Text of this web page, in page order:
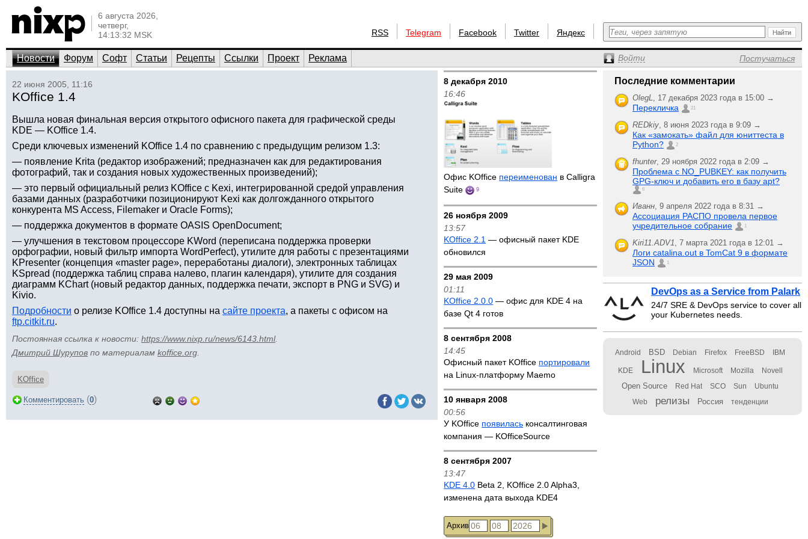
6 августа 2026,
четверг,
14:13:32 MSK
RSS Telegram Facebook Twitter Яндекс
Новости Форум Софт Статьи Рецепты Ссылки Проект Реклама Войти Постучаться
22 июня 2005, 11:16
KOffice 1.4
Вышла новая финальная версия открытого офисного пакета для графической среды
KDE — KOffice 1.4.
Среди ключевых изменений KOffice 1.4 по сравнению с предыдущим релизом 1.3:
— появление Krita (редактор изображений; предназначен как для редактирования
фотографий, так и создания новых художественных произведений);
— это первый официальный релиз KOffice с Kexi, интегрированной средой управления
базами данных (разработчики позиционируют Kexi как долгожданного открытого
конкурента MS Access, Filemaker и Oracle Forms);
— поддержка документов в формате OASIS OpenDocument;
— улучшения в текстовом процессоре KWord (переписана поддержка проверки
орфографии, новый фильтр импорта WordPerfect), утилите для работы с презентациями
KPresenter (концепция «master page», переработаны диалоги), электронных таблицах
KSpread (поддержка таблиц справа налево, плагин календаря), утилите для создания
диаграмм KChart (новый редактор данных, поддержка печати, экспорт в PNG и SVG) и
Kivio.
Подробности о релизе KOffice 1.4 доступны на сайте проекта, а пакеты с офисом на
ftp.citkit.ru.
Постоянная ссылка к новости: https://www.nixp.ru/news/6143.html.
Дмитрий Шурупов по материалам koffice.org
KOffice
Комментировать (0)
8 декабря 2010
16:46
Офис KOffice переименован в Calligra
Suite
9
26 ноября 2009
13:57
KOffice 2.1 — офисный пакет KDE
обновился
29 мая 2009
01:11
KOffice 2.0.0 — офис для KDE 4 на
базе Qt 4 готов
8 сентября 2008
14:45
Офисный пакет KOffice портировали
на Linux-платформу Maemo
10 января 2008
00:56
У KOffice появилась консалтинговая
компания — KOfficeSource
8 сентября 2007
13:47
KDE 4.0 Beta 2, KOffice 2.0 Alpha3,
изменена дата выхода KDE4
Архив
Последние комментарии
OlegL, 17 декабря 2023 года в 15:00 →
Перекличка 21
REDkiy, 8 июня 2023 года в 9:09 →
Как «замокать» файл для юниттеста в
Python?
2
fhunter, 29 ноября 2022 года в 2:09 →
Проблема с NO_PUBKEY: как получить
GPG-ключ и добавить его в базу apt?
6
Иванн, 9 апреля 2022 года в 8:31 →
Ассоциация РАСПО провела первое
учредительное собрание
1
Kiri11.ADV1, 7 марта 2021 года в 12:01 →
Логи catalina.out в TomCat 9 в формате
JSON
1
DevOps as a Service from Palark
24/7 SRE & DevOps service to cover all
your Kubernetes needs.
Android BSD Debian Firefox FreeBSD IBM
KDE Linux Microsoft Mozilla Novell
Open Source Red Hat SCO Sun Ubuntu
Web релизы Россия тенденции